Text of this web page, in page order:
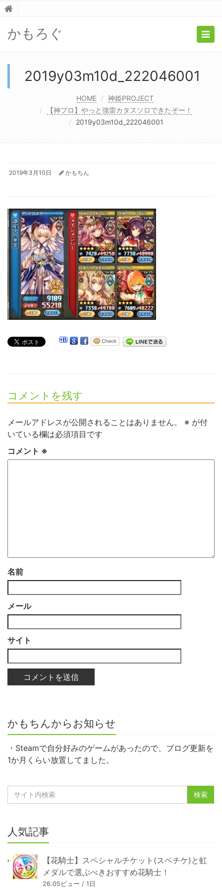
かもろぐ
2019y03m10d_222046001
HOME
神姫PROJECT
【神プロ】やっと強雷カタスソロできたぞー！
2019y03m10d_222046001
2019年3月10日 かもちん
コメントを残す
メールアドレスが公開されることはありません。 ※ が付
いている欄は必須項目です
コメント ※
名前
メール
サイト
かもちんからお知らせ
・Steamで自分好みのゲームがあったので、ブログ更新を
1か月くらい放置してました。
人気記事
【花騎士】スペシャルチケット(スペチケ)と虹
メダルで選ぶべきおすすめ花騎士！
26.05ビュー / 1日